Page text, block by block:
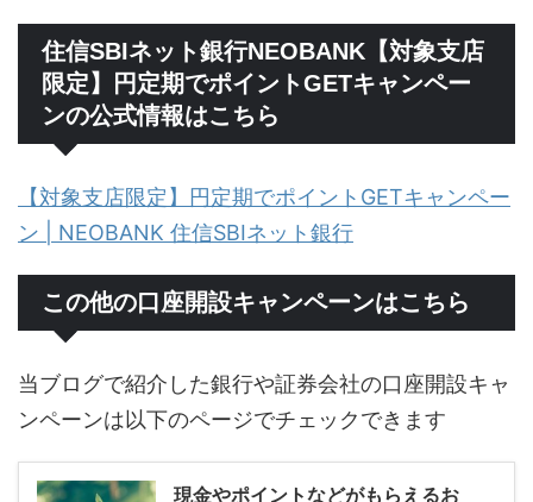
住信SBIネット銀行NEOBANK【対象支店
限定】円定期でポイントGETキャンペー
ンの公式情報はこちら
【対象支店限定】円定期でポイントGETキャンペー
ン | NEOBANK 住信SBIネット銀行
この他の口座開設キャンペーンはこちら
当ブログで紹介した銀行や証券会社の口座開設キャ
ンペーンは以下のページでチェックできます
現金やポイントなどがもらえるお